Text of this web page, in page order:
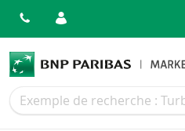
Recherche
Recherche